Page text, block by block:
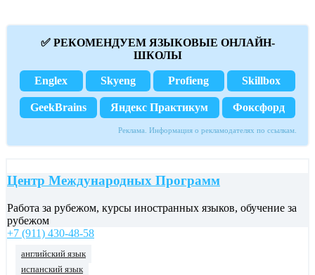
✅ РЕКОМЕНДУЕМ ЯЗЫКОВЫЕ ОНЛАЙН-
ШКОЛЫ
Englex Skyeng Profieng Skillbox
GeekBrains Яндекс Практикум Фоксфорд
Реклама. Информация о рекламодателях по ссылкам.
Центр Международных Программ
Работа за рубежом, курсы иностранных языков, обучение за
рубежом
+7 (911) 430-48-58
английский язык
испанский язык